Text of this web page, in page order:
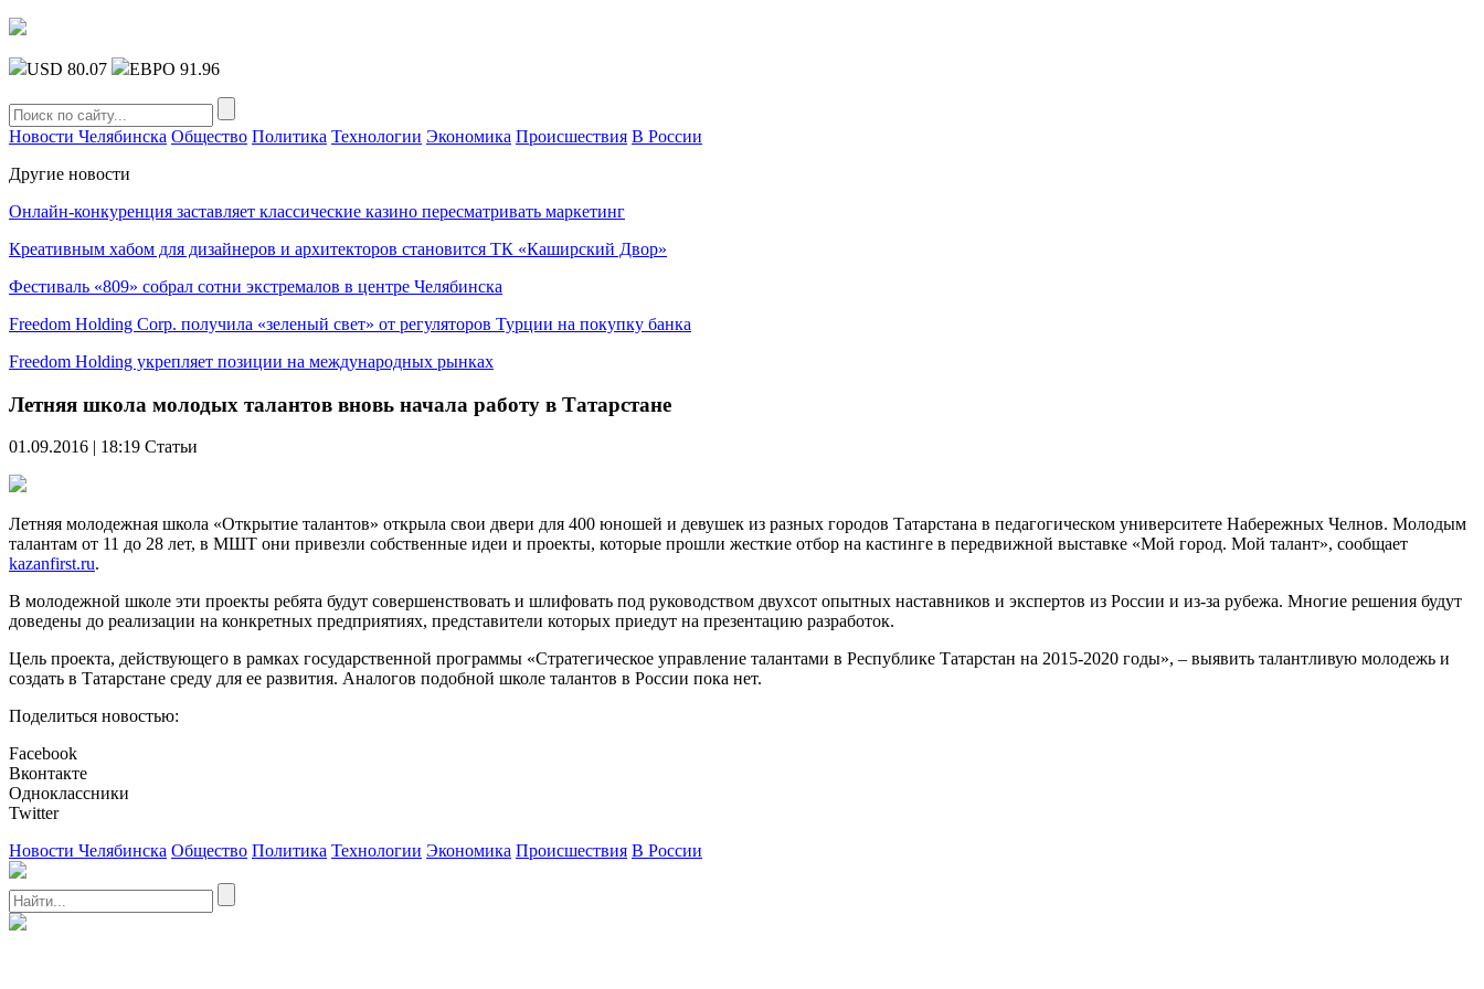
USD 80.07 ЕВРО 91.96
Новости Челябинска Общество Политика Технологии Экономика Происшествия В России
Другие новости
Онлайн-конкуренция заставляет классические казино пересматривать маркетинг
Креативным хабом для дизайнеров и архитекторов становится ТК «Каширский Двор»
Фестиваль «809» собрал сотни экстремалов в центре Челябинска
Freedom Holding Corp. получила «зеленый свет» от регуляторов Турции на покупку банка
Freedom Holding укрепляет позиции на международных рынках
Летняя школа молодых талантов вновь начала работу в Татарстане
01.09.2016 | 18:19 Статьи
Летняя молодежная школа «Открытие талантов» открыла свои двери для 400 юношей и девушек из разных городов Татарстана в педагогическом университете Набережных Челнов. Молодым
талантам от 11 до 28 лет, в МШТ они привезли собственные идеи и проекты, которые прошли жесткие отбор на кастинге в передвижной выставке «Мой город. Мой талант», сообщает
kazanfirst.ru.
В молодежной школе эти проекты ребята будут совершенствовать и шлифовать под руководством двухсот опытных наставников и экспертов из России и из-за рубежа. Многие решения будут
доведены до реализации на конкретных предприятиях, представители которых приедут на презентацию разработок.
Цель проекта, действующего в рамках государственной программы «Стратегическое управление талантами в Республике Татарстан на 2015-2020 годы», – выявить талантливую молодежь и
создать в Татарстане среду для ее развития. Аналогов подобной школе талантов в России пока нет.
Поделиться новостью:
Facebook
Вконтакте
Одноклассники
Twitter
Новости Челябинска Общество Политика Технологии Экономика Происшествия В России